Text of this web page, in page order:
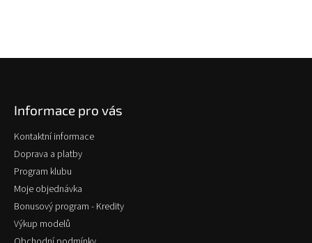
Informace pro vás
Kontaktní informace
Doprava a platby
Program klubu
Moje objednávka
Bonusový program - Kredity
Výkup modelů